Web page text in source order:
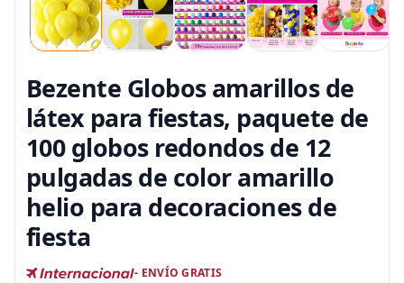
Bezente Globos amarillos de
látex para fiestas, paquete de
100 globos redondos de 12
pulgadas de color amarillo
helio para decoraciones de
fiesta
- ENVÍO GRATIS